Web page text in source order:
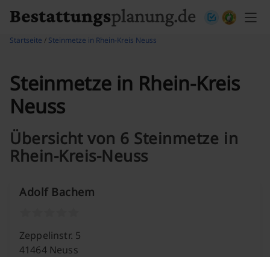
Startseite / Steinmetze in Rhein-Kreis Neuss
Steinmetze in Rhein-Kreis
Neuss
Übersicht von 6 Steinmetze in
Rhein-Kreis-Neuss
Adolf Bachem
Zeppelinstr. 5
41464 Neuss